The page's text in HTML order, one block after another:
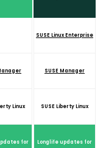
SUSE Linux Enterprise
SUSE Manager
Linux SUSE Liberty Linux
for Longlife updates for